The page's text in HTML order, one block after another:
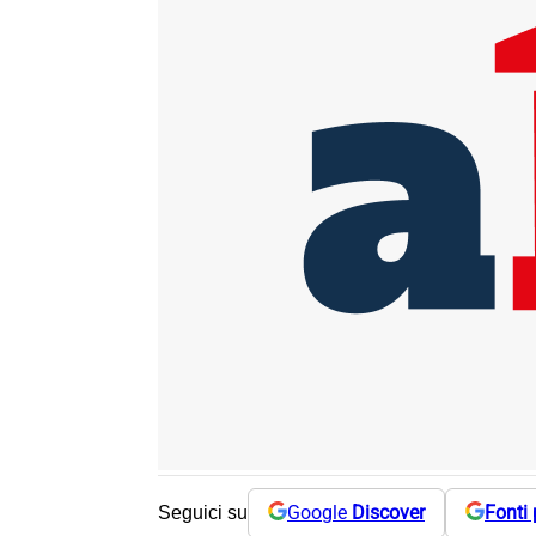
Seguici su Google Discover Fonti